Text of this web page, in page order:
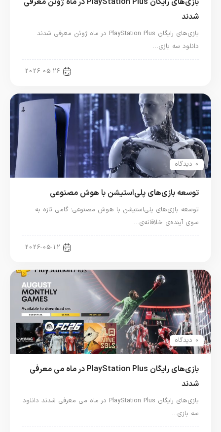
شدند
بازی‌های رایگان PlayStation Plus در ماه ژوئن معرفی شدند
دانلود سه بازی…
2026-05-26
0 دیدگاه
توسعه بازی‌های پلی‌استیشن با هوش مصنوعی
توسعه بازی‌های پلی‌استیشن با هوش مصنوعی؛ گامی تازه به
سوی آینده‌ی خلاقانه‌ی…
2026-05-12
0 دیدگاه
بازی‌های رایگان PlayStation Plus در ماه می معرفی
شدند
بازی‌های رایگان PlayStation Plus در ماه می معرفی شدند دانلود
سه بازی…